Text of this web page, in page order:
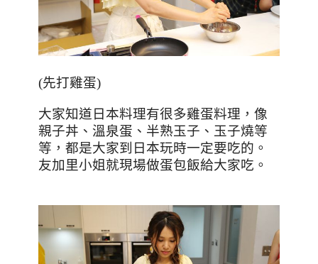
(先打雞蛋)
大家知道日本料理有很多雞蛋料理，像
親子丼、溫泉蛋、半熟玉子、玉子燒等
等，都是大家到日本玩時一定要吃的。
友加里小姐就現場做蛋包飯給大家吃。